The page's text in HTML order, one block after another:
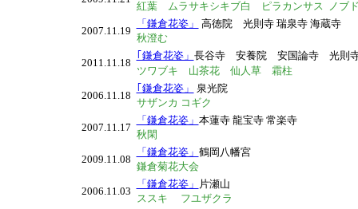
紅葉
ムラサキシキブ白 ピラカンサス ノブ
2007.11.19
「鎌倉花姿」 高徳院 光則寺 瑞泉寺 海蔵寺
秋澄む
2011.11.18
｢鎌倉花姿」 長谷寺 安養院 安国論寺 光則
ツワブキ 山茶花 仙人草 霜柱
2006.11.18
｢鎌倉花姿」
泉光院
サザンカ コギク
2007.11.17
「鎌倉花姿」 本蓮寺 龍宝寺 常楽寺
秋閑
2009.11.08
「鎌倉花姿」 鶴岡八幡宮
鎌倉菊花大会
2006.11.03
「鎌倉花姿」 片瀬山
ススキ フユザクラ